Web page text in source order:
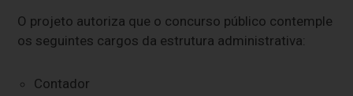
O projeto autoriza que o concurso público contemple
os seguintes cargos da estrutura administrativa:
Contador